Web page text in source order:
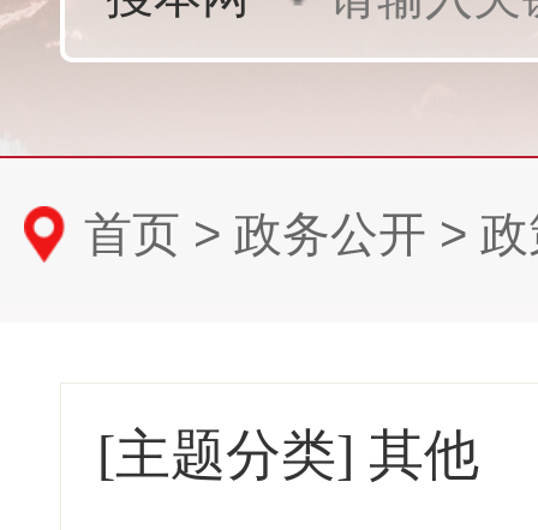
首页 > 政务公开 >
[主题分类] 其他